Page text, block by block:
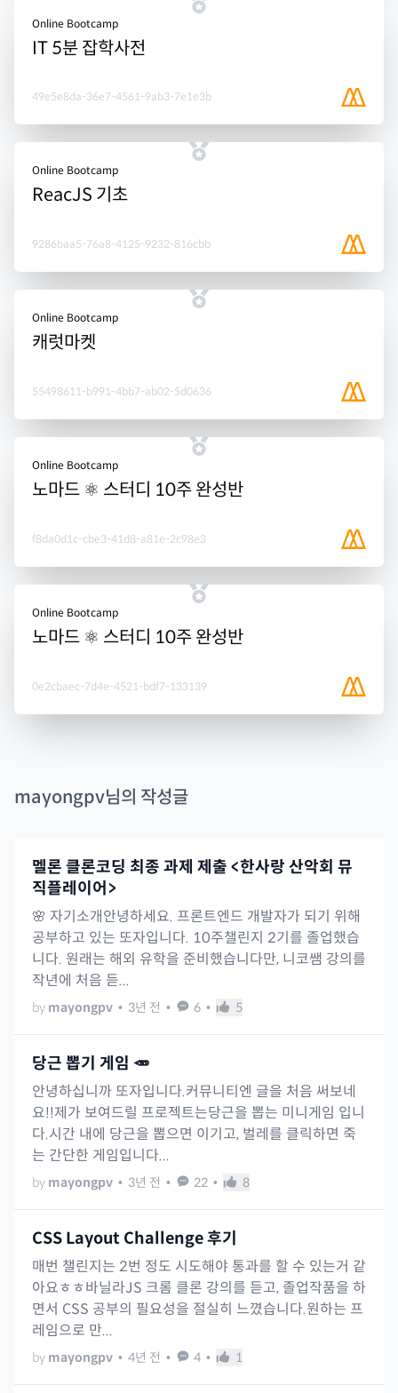
Online Bootcamp
IT 5분 잡학사전
49e5e8da-36e7-4561-9ab3-7e1e3b
Online Bootcamp
ReacJS 기초
9286baa5-76a8-4125-9232-816cbb
Online Bootcamp
캐럿마켓
55498611-b991-4bb7-ab02-5d0636
Online Bootcamp
노마드 ⚛️ 스터디 10주 완성반
f8da0d1c-cbe3-41d8-a81e-2c98e3
Online Bootcamp
노마드 ⚛️ 스터디 10주 완성반
0e2cbaec-7d4e-4521-bdf7-133139
mayongpv님의 작성글
멜론 클론코딩 최종 과제 제출 <한사랑 산악회 뮤
직플레이어>
🌸 자기소개안녕하세요. 프론트엔드 개발자가 되기 위해
공부하고 있는 또자입니다. 10주챌린지 2기를 졸업했습
니다. 원래는 해외 유학을 준비했습니다만, 니코쌤 강의를
작년에 처음 듣...
by mayongpv • 3년 전 • 6 • 5
당근 뽑기 게임 🥕
안녕하십니까 또자입니다.커뮤니티엔 글을 처음 써보네
요!!제가 보여드릴 프로젝트는당근을 뽑는 미니게임 입니
다.시간 내에 당근을 뽑으면 이기고, 벌레를 클릭하면 죽
는 간단한 게임입니다...
by mayongpv • 3년 전 • 22 • 8
CSS Layout Challenge 후기
매번 챌린지는 2번 정도 시도해야 통과를 할 수 있는거 같
아요ㅎㅎ바닐라JS 크롬 클론 강의를 듣고, 졸업작품을 하
면서 CSS 공부의 필요성을 절실히 느꼈습니다.원하는 프
레임으로 만...
by mayongpv • 4년 전 • 4 • 1